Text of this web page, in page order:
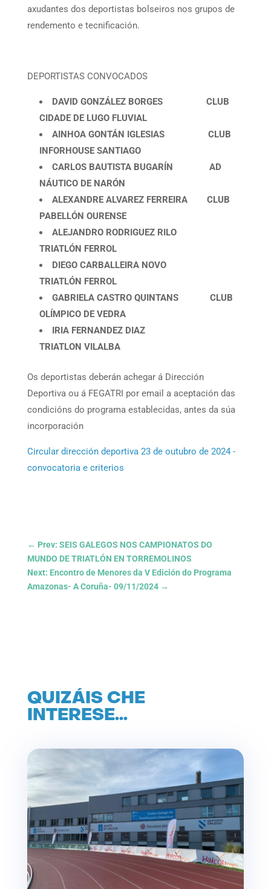
axudantes dos deportistas bolseiros nos grupos de
rendemento e tecnificación.
DEPORTISTAS CONVOCADOS
DAVID GONZÁLEZ BORGES CLUB
CIDADE DE LUGO FLUVIAL
AINHOA GONTÁN IGLESIAS CLUB
INFORHOUSE SANTIAGO
CARLOS BAUTISTA BUGARÍN AD
NÁUTICO DE NARÓN
ALEXANDRE ALVAREZ FERREIRA CLUB
PABELLÓN OURENSE
ALEJANDRO RODRIGUEZ RILO
TRIATLÓN FERROL
DIEGO CARBALLEIRA NOVO
TRIATLÓN FERROL
GABRIELA CASTRO QUINTANS CLUB
OLÍMPICO DE VEDRA
IRIA FERNANDEZ DIAZ
TRIATLON VILALBA
Os deportistas deberán achegar á Dirección
Deportiva ou á FEGATRI por email a aceptación das
condicións do programa establecidas, antes da súa
incorporación
Circular dirección deportiva 23 de outubro de 2024 -
convocatoria e criterios
← Prev: SEIS GALEGOS NOS CAMPIONATOS DO
MUNDO DE TRIATLÓN EN TORREMOLINOS
Next: Encontro de Menores da V Edición do Programa
Amazonas- A Coruña- 09/11/2024→
QUIZÁIS CHE
INTERESE…